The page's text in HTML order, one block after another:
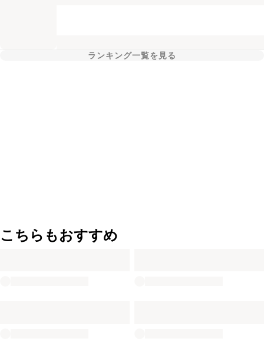
ランキング一覧を見る
こちらもおすすめ